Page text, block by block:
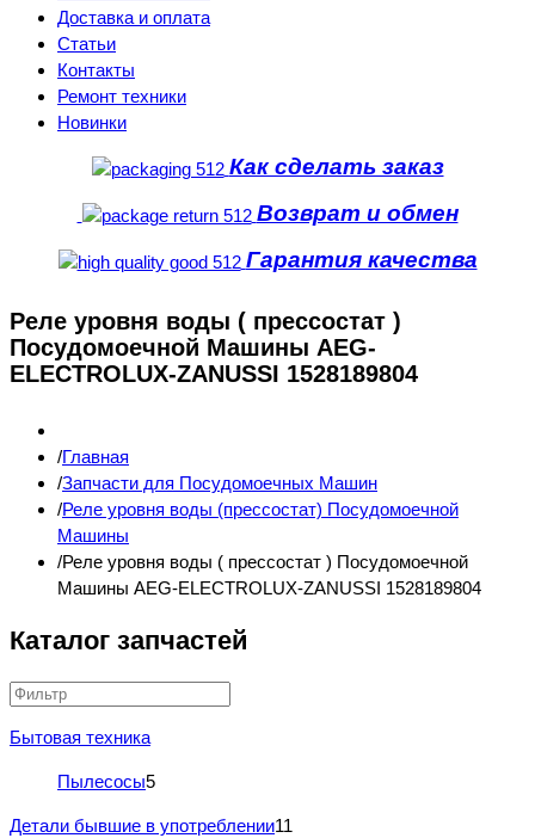
Доставка и оплата
Статьи
Контакты
Ремонт техники
Новинки
Как сделать заказ
Возврат и обмен
Гарантия качества
Реле уровня воды ( прессостат )
Посудомоечной Машины AEG-
ELECTROLUX-ZANUSSI 1528189804
Главная
Запчасти для Посудомоечных Машин
Реле уровня воды (прессостат) Посудомоечной
Машины
Реле уровня воды ( прессостат ) Посудомоечной
Машины AEG-ELECTROLUX-ZANUSSI 1528189804
Каталог запчастей
Бытовая техника
Пылесосы5
Детали бывшие в употреблении11